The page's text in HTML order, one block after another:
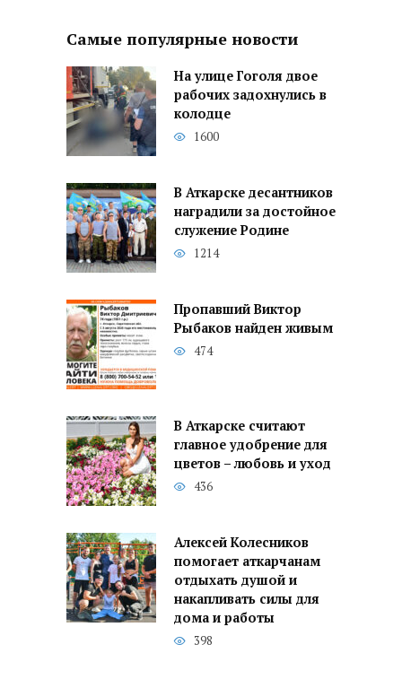
Самые популярные новости
На улице Гоголя двое
рабочих задохнулись в
колодце
1600
В Аткарске десантников
наградили за достойное
служение Родине
1214
Пропавший Виктор
Рыбаков найден живым
474
В Аткарске считают
главное удобрение для
цветов – любовь и уход
436
Алексей Колесников
помогает аткарчанам
отдыхать душой и
накапливать силы для
дома и работы
398